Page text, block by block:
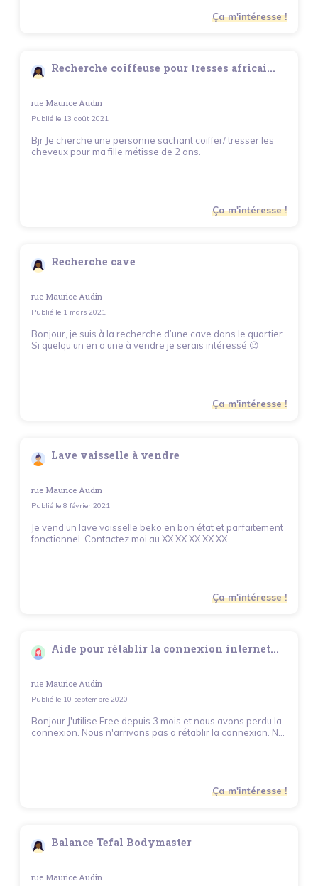
Ça m'intéresse !
Recherche coiffeuse pour tresses africai...
rue Maurice Audin
Publié le 13 août 2021
Bjr Je cherche une personne sachant coiffer/ tresser les
cheveux pour ma fille métisse de 2 ans.
Ça m'intéresse !
Recherche cave
rue Maurice Audin
Publié le 1 mars 2021
Bonjour, je suis à la recherche d’une cave dans le quartier.
Si quelqu’un en a une à vendre je serais intéressé 😉
Ça m'intéresse !
Lave vaisselle à vendre
rue Maurice Audin
Publié le 8 février 2021
Je vend un lave vaisselle beko en bon état et parfaitement
fonctionnel. Contactez moi au XX.XX.XX.XX.XX
Ça m'intéresse !
Aide pour rétablir la connexion internet...
rue Maurice Audin
Publié le 10 septembre 2020
Bonjour J'utilise Free depuis 3 mois et nous avons perdu la
connexion. Nous n'arrivons pas a rétablir la connexion. N...
Ça m'intéresse !
Balance Tefal Bodymaster
rue Maurice Audin